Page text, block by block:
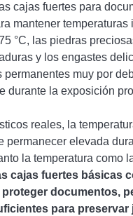
cajas fuertes para
mantener temperaturas
°C, las piedras
y los engastes
permanentes muy por
durante la exposición
reales, la
permanecer elevada
la temperatura como
cajas fuertes básicas
documentos,
para preservar